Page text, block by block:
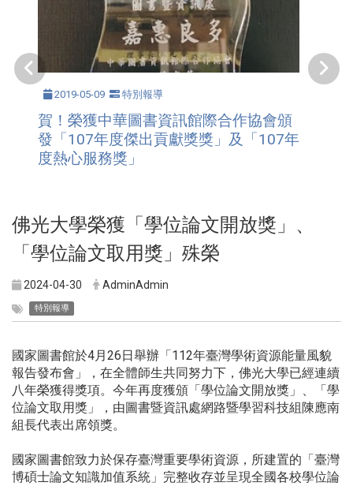
2019-05-09 特別報導
賀！榮獲中華圖書資訊館際合作協會頒
發「107年度傑出貢獻獎獎」及「107年
度熱心服務獎」
佛光大學榮獲「學位論文開放獎」、
「學位論文取用獎」殊榮
2024-04-30 AdminAdmin
特別報導
國家圖書館於4月26日舉辦「112年臺灣學術資源能量風貌
報告發布會」，在全體師生共同努力下，佛光大學已經連續
八年榮獲得獎項。今年再度獲頒「學位論文開放獎」、「學
位論文取用獎」，由圖書暨資訊處網路暨學習科技組陳應南
組長代表出席領獎。
國家圖書館致力於保存臺灣重要學術資源，所建置的「臺灣
博碩士論文知識加值系統」完整收存並呈現全國各校學位論